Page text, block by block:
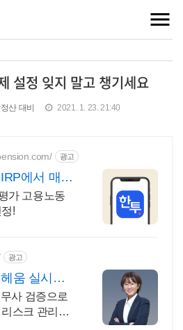
설정 잊지 말고 챙기세요
산 대비 2021. 1. 23. 21:40
광고
에서 매달
가 고용노동
!
광고
움 실시간
사 검증으로
스크 관리까